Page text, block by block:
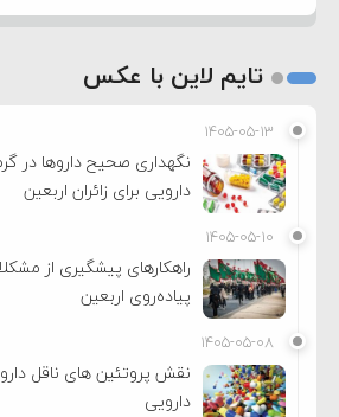
تایم لاین با عکس
۱۴۰۵-۰۵-۱۳
نگهداری صحیح داروها در
دارویی برای زائران اربعین
۱۴۰۵-۰۵-۱۰
راهکارهای پیشگیری از
پیاده‌روی اربعین
۱۴۰۵-۰۵-۰۸
نقش پروتئین های ناقل
دارویی